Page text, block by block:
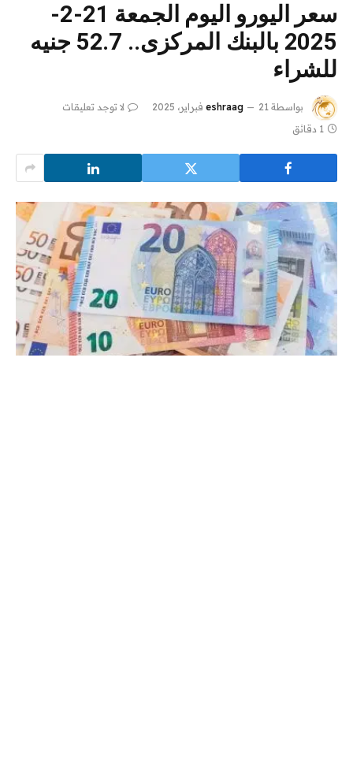
سعر اليورو اليوم الجمعة 21-2-
2025 بالبنك المركزى.. 52.7 جنيه
للشراء
بواسطة eshraag 21 فبراير، 2025
لا توجد تعليقات
1 دقائق